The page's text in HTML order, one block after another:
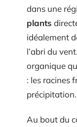
dans une
plants
idéalement
l’abri du
organique
: les racines
précipitation.
Au bout du